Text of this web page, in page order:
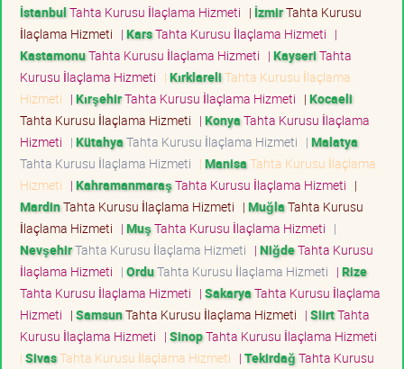
İstanbulTahta Kurusu İlaçlama Hizmeti | İzmirTahta Kurusu
İlaçlama Hizmeti | KarsTahta Kurusu İlaçlama Hizmeti |
KastamonuTahta Kurusu İlaçlama Hizmeti | KayseriTahta
Kurusu İlaçlama Hizmeti | KırklareliTahta Kurusu İlaçlama
Hizmeti | KırşehirTahta Kurusu İlaçlama Hizmeti | Kocaeli
Tahta Kurusu İlaçlama Hizmeti | KonyaTahta Kurusu İlaçlama
Hizmeti | KütahyaTahta Kurusu İlaçlama Hizmeti | Malatya
Tahta Kurusu İlaçlama Hizmeti | ManisaTahta Kurusu İlaçlama
Hizmeti | KahramanmaraşTahta Kurusu İlaçlama Hizmeti |
MardinTahta Kurusu İlaçlama Hizmeti | MuğlaTahta Kurusu
İlaçlama Hizmeti | MuşTahta Kurusu İlaçlama Hizmeti |
NevşehirTahta Kurusu İlaçlama Hizmeti | NiğdeTahta Kurusu
İlaçlama Hizmeti | OrduTahta Kurusu İlaçlama Hizmeti | Rize
Tahta Kurusu İlaçlama Hizmeti | SakaryaTahta Kurusu İlaçlama
Hizmeti | SamsunTahta Kurusu İlaçlama Hizmeti | SiirtTahta
Kurusu İlaçlama Hizmeti | SinopTahta Kurusu İlaçlama Hizmeti
| SivasTahta Kurusu İlaçlama Hizmeti | TekirdağTahta Kurusu